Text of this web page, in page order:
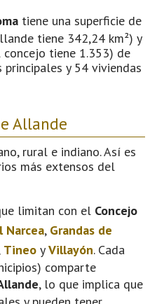
tiene una superficie de
tiene 342,24 km²) y
tiene 1.353) de
y 54 viviendas
Allande
rural e indiano. Así es
más extensos del
limitan con el Concejo
Narcea, Grandas de
Tineo yVillayón. Cada
comparte
, lo que implica que